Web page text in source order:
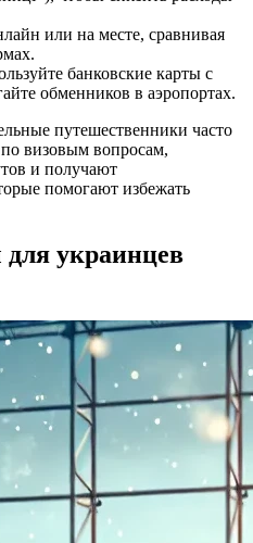
или на месте, сравнивая
банковские карты с
обменников в аэропортах.
путешественники часто
визовым вопросам,
и получают
помогают избежать
украинцев